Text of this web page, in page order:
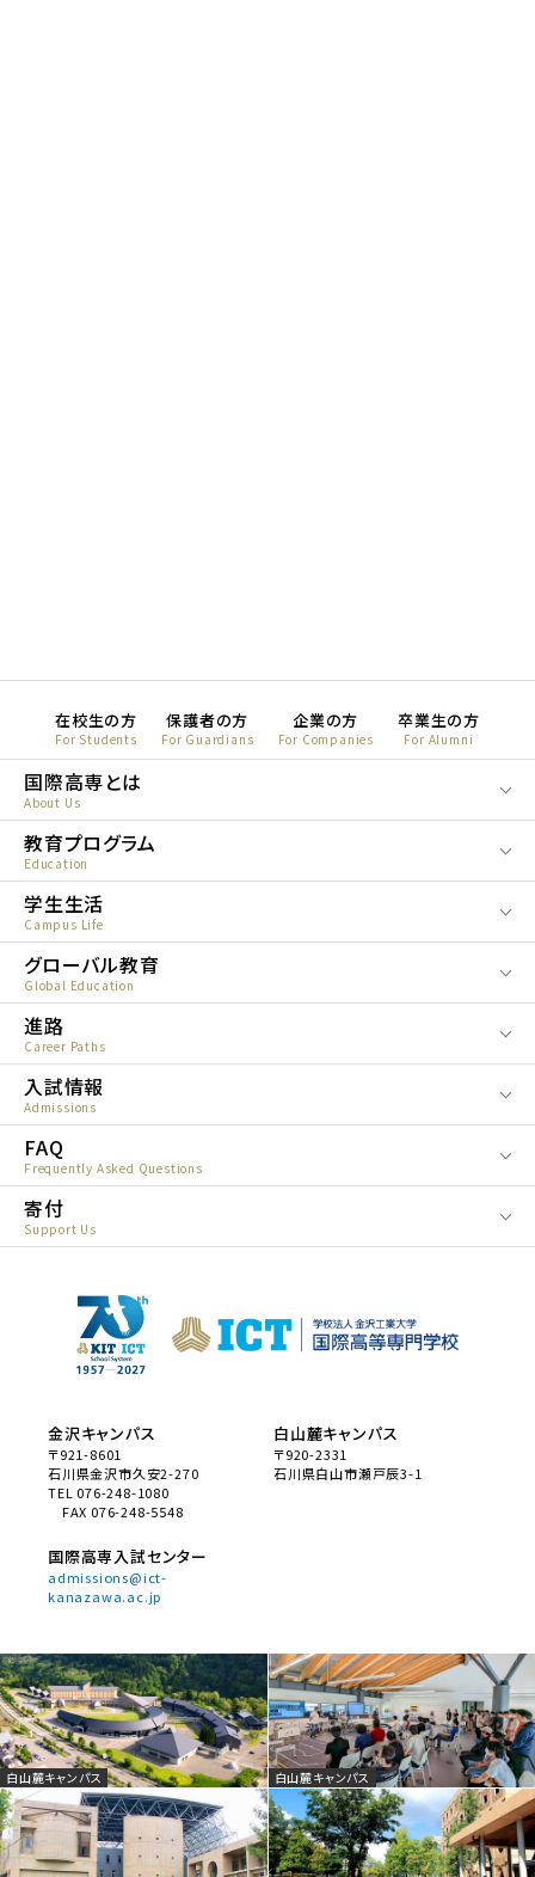
For Students
在校生の方
For Guardians
保護者の方
For Companies
企業の方
For Alumni
卒業生の方
About Us
国際高専とは
Education
教育プログラム
Campus Life
学生生活
Global Education
グローバル教育
Career Paths
進路
Admissions
入試情報
Frequently Asked Questions
FAQ
Support Us
寄付
金沢キャンパス
〒921-8601
石川県金沢市久安2-270
TEL 076-248-1080
FAX 076-248-5548
白山麓キャンパス
〒920-2331
石川県白山市瀬戸辰3-1
国際高専入試センター
admissions@ict-
kanazawa.ac.jp
白山麓キャンパス 白山麓キャンパス